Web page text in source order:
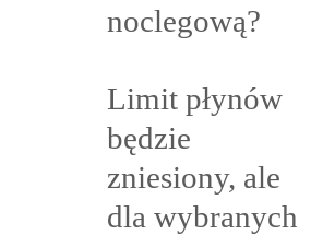
noclegową?
Limit płynów
będzie
zniesiony, ale
dla wybranych